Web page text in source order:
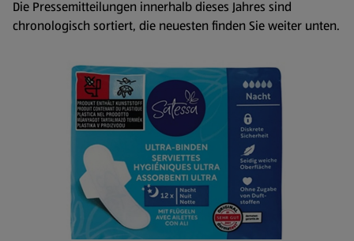
Die Pressemitteilungen innerhalb dieses Jahres sind
chronologisch sortiert, die neuesten finden Sie weiter unten.